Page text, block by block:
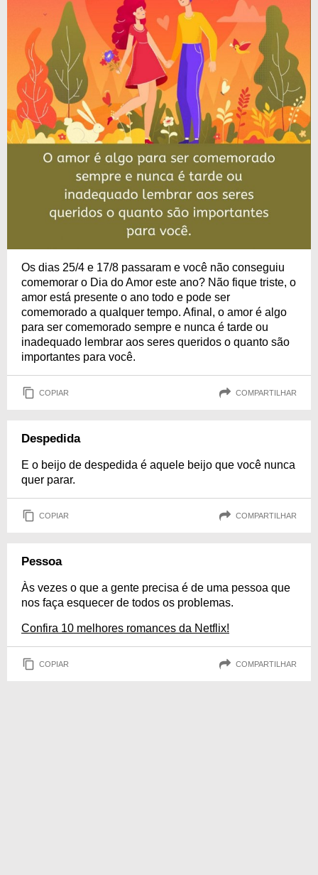
Os dias 25/4 e 17/8 passaram e você não conseguiu
comemorar o Dia do Amor este ano? Não fique triste, o
amor está presente o ano todo e pode ser
comemorado a qualquer tempo. Afinal, o amor é algo
para ser comemorado sempre e nunca é tarde ou
inadequado lembrar aos seres queridos o quanto são
importantes para você.
COPIAR COMPARTILHAR
Despedida
E o beijo de despedida é aquele beijo que você nunca
quer parar.
COPIAR COMPARTILHAR
Pessoa
Às vezes o que a gente precisa é de uma pessoa que
nos faça esquecer de todos os problemas.
Confira 10 melhores romances da Netflix!
COPIAR COMPARTILHAR